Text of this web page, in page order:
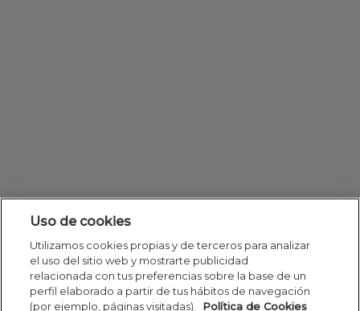
Uso de cookies
Utilizamos cookies propias y de terceros para analizar
el uso del sitio web y mostrarte publicidad
relacionada con tus preferencias sobre la base de un
perfil elaborado a partir de tus hábitos de navegación
(por ejemplo, páginas visitadas).
Política de Cookies